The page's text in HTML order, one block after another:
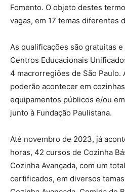
Fomento. O objeto destes
vagas, em 17 temas diferentes
As qualificações são gratuitas
Centros Educacionais
4 macrorregiões de São Paulo.
poderão acontecer em
equipamentos públicos e/ou
junto à Fundação Paulistana.
Até novembro de 2023, já
horas, 42 cursos de Cozinha
Cozinha Avançada, com um
certificados, em diversos